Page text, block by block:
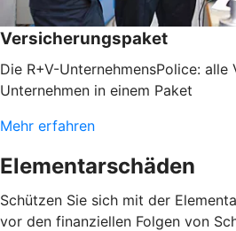
Versicherungspaket
Die R+V-UnternehmensPolice: alle
Unternehmen in einem Paket
Mehr erfahren
Elementarschäden
Schützen Sie sich mit der
vor den finanziellen Folgen von